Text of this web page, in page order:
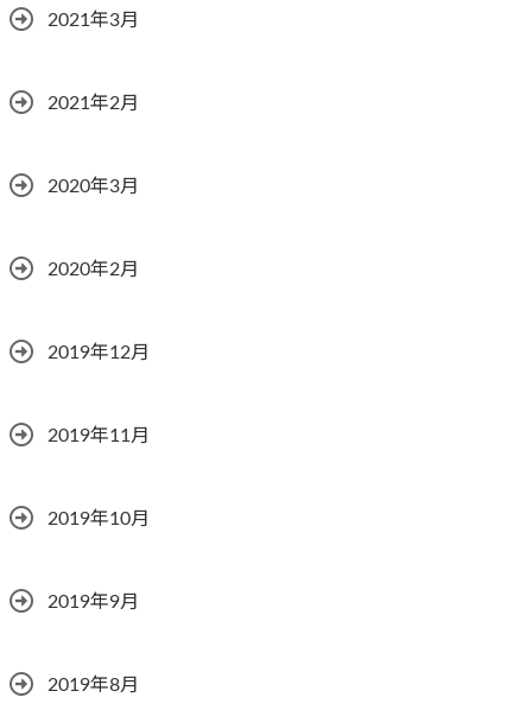
2021年3月
2021年2月
2020年3月
2020年2月
2019年12月
2019年11月
2019年10月
2019年9月
2019年8月